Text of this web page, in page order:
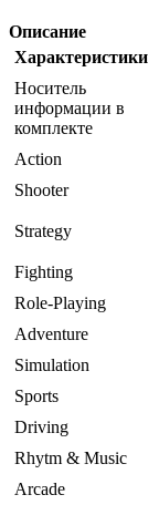
Описание
Характеристики
Носитель
информации в
комплекте
Action
Shooter
Strategy
Fighting
Role-Playing
Adventure
Simulation
Sports
Driving
Rhytm & Music
Arcade